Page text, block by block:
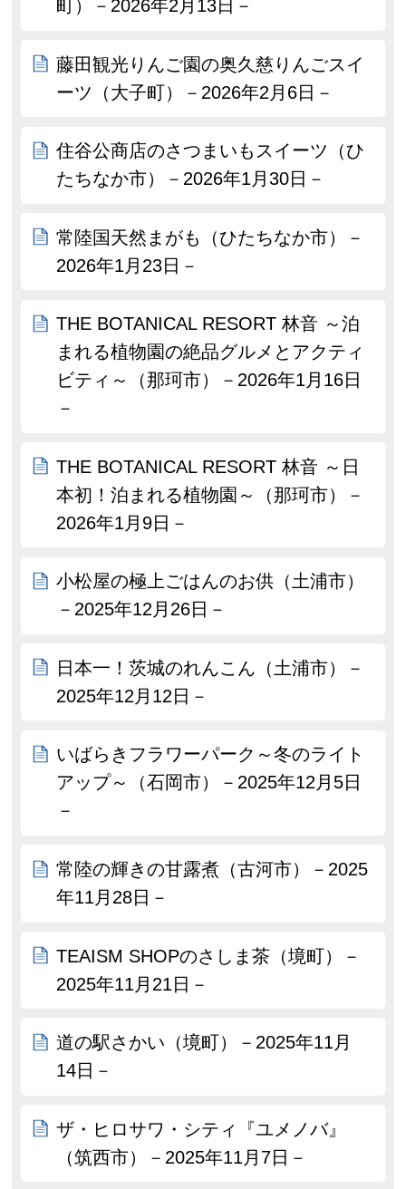
町）－2026年2月13日－
藤田観光りんご園の奥久慈りんごスイ
ーツ（大子町）－2026年2月6日－
住谷公商店のさつまいもスイーツ（ひ
たちなか市）－2026年1月30日－
常陸国天然まがも（ひたちなか市）－
2026年1月23日－
THE BOTANICAL RESORT 林音 ～泊
まれる植物園の絶品グルメとアクティ
ビティ～（那珂市）－2026年1月16日
－
THE BOTANICAL RESORT 林音 ～日
本初！泊まれる植物園～（那珂市）－
2026年1月9日－
小松屋の極上ごはんのお供（土浦市）
－2025年12月26日－
日本一！茨城のれんこん（土浦市）－
2025年12月12日－
いばらきフラワーパーク～冬のライト
アップ～（石岡市）－2025年12月5日
－
常陸の輝きの甘露煮（古河市）－2025
年11月28日－
TEAISM SHOPのさしま茶（境町）－
2025年11月21日－
道の駅さかい（境町）－2025年11月
14日－
ザ・ヒロサワ・シティ『ユメノバ』
（筑西市）－2025年11月7日－